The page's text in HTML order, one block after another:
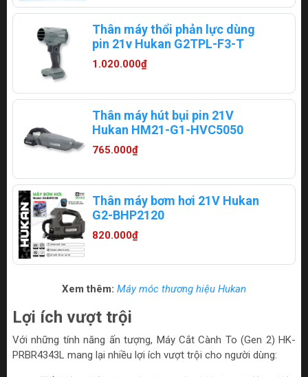
Thân máy thổi phản lực dùng
pin 21v Hukan G2TPL-F3-T
1.020.000₫
Thân máy hút bụi pin 21V
Hukan HM21-G1-HVC5050
765.000₫
Thân máy bơm hơi 21V Hukan
G2-BHP2120
820.000₫
Xem thêm: Máy móc thương hiệu Hukan
Lợi ích vượt trội
Với những tính năng ấn tượng, Máy Cắt Cành To (Gen 2) HK-
PRBR4343L mang lại nhiều lợi ích vượt trội cho người dùng: